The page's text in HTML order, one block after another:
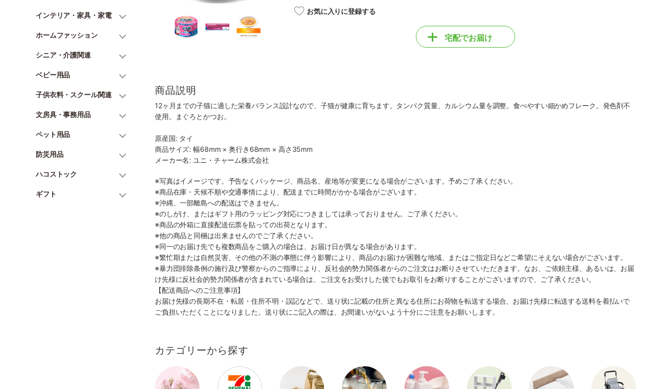
インテリア・家具・家電
ホームファッション
シニア・介護関連
ベビー用品
子供衣料・スクール関連
文房具・事務用品
ペット用品
防災用品
ハコストック
ギフト
お気に入りに登録する
宅配でお届け
商品説明
12ヶ月までの子猫に適した栄養バランス設計なので、子猫が健康に育ちます。タンパク質量、カルシウム量を調整。食べやすい細かめフレーク。発色剤不
使用。まぐろとかつお。
原産国: タイ
商品サイズ: 幅68mm × 奥行き68mm × 高さ35mm
メーカー名: ユニ・チャーム株式会社
※写真はイメージです。予告なくパッケージ、商品名、産地等が変更になる場合がございます。予めご了承ください。
※商品在庫・天候不順や交通事情により、配送までに時間がかかる場合がございます。
※沖縄、一部離島への配送はできません。
※のしがけ、またはギフト用のラッピング対応につきましては承っておりません。ご了承ください。
※商品の外箱に直接配送伝票を貼っての出荷となります。
※他の商品と同梱は出来ませんのでご了承ください。
※同一のお届け先でも複数商品をご購入の場合は、お届け日が異なる場合があります。
※繁忙期または自然災害、その他の不測の事態に伴う影響により、商品のお届けが困難な地域、またはご指定日などご希望にそえない場合がございます。
※暴力団排除条例の施行及び警察からのご指導により、反社会的勢力関係者からのご注文はお断りさせていただきます。なお、ご依頼主様、あるいは、お届
け先様に反社会的勢力関係者が含まれている場合は、ご注文をお受けした後でもお取引をお断りすることがございますので、ご了承ください。
【配送商品へのご注意事項】
お届け先様の長期不在・転居・住所不明・誤記などで、送り状に記載の住所と異なる住所にお荷物を転送する場合、お届け先様に転送する送料を着払いで
ご負担いただくことになりました。送り状にご記入の際は、お間違いがないよう十分にご注意をお願いします。
カテゴリーから探す